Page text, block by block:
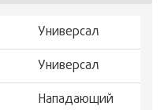
Универсал
Универсал
Нападающий